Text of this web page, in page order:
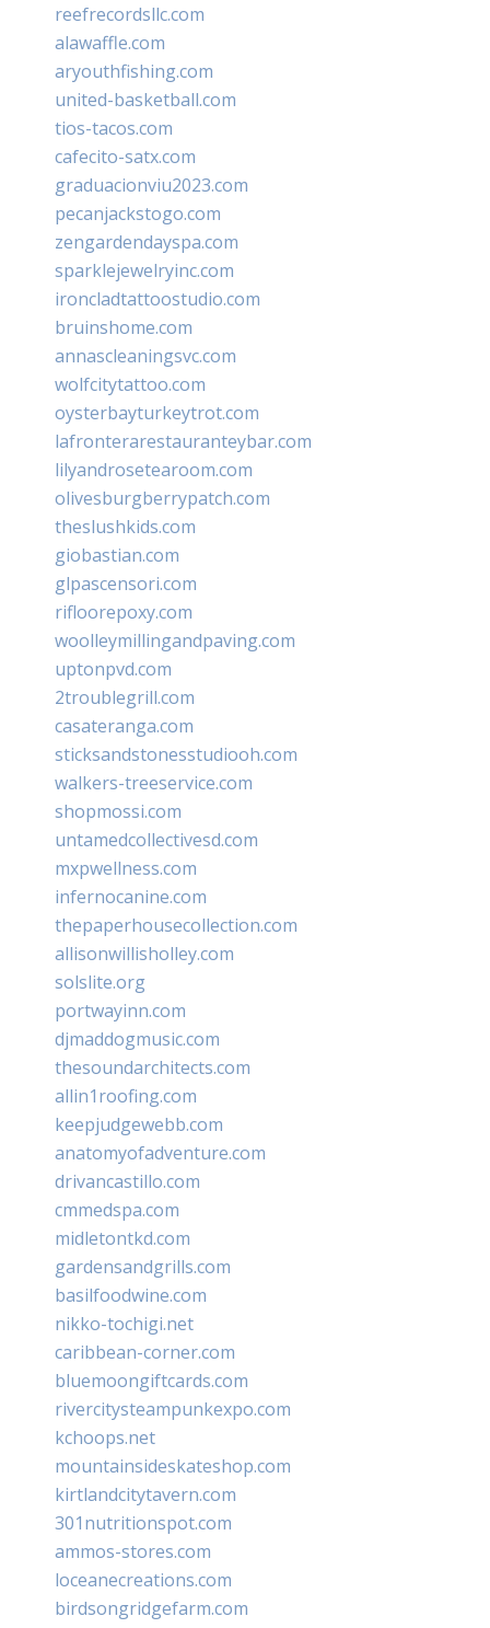
reefrecordsllc.com
alawaffle.com
aryouthfishing.com
united-basketball.com
tios-tacos.com
cafecito-satx.com
graduacionviu2023.com
pecanjackstogo.com
zengardendayspa.com
sparklejewelryinc.com
ironcladtattoostudio.com
bruinshome.com
annascleaningsvc.com
wolfcitytattoo.com
oysterbayturkeytrot.com
lafronterarestauranteybar.com
lilyandrosetearoom.com
olivesburgberrypatch.com
theslushkids.com
giobastian.com
glpascensori.com
rifloorepoxy.com
woolleymillingandpaving.com
uptonpvd.com
2troublegrill.com
casateranga.com
sticksandstonesstudiooh.com
walkers-treeservice.com
shopmossi.com
untamedcollectivesd.com
mxpwellness.com
infernocanine.com
thepaperhousecollection.com
allisonwillisholley.com
solslite.org
portwayinn.com
djmaddogmusic.com
thesoundarchitects.com
allin1roofing.com
keepjudgewebb.com
anatomyofadventure.com
drivancastillo.com
cmmedspa.com
midletontkd.com
gardensandgrills.com
basilfoodwine.com
nikko-tochigi.net
caribbean-corner.com
bluemoongiftcards.com
rivercitysteampunkexpo.com
kchoops.net
mountainsideskateshop.com
kirtlandcitytavern.com
301nutritionspot.com
ammos-stores.com
loceanecreations.com
birdsongridgefarm.com